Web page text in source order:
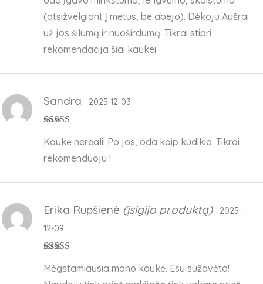
(atsižvelgiant į metus, be abejo). Dėkoju Aušrai
už jos šilumą ir nuoširdumą. Tikrai stipri
rekomendacija šiai kaukei.
iš 5
Sandra 2025-12-03
Kaukė nereali! Po jos, oda kaip kūdikio. Tikrai
rekomenduoju !
iš 5
Erika Rupšienė (įsigijo produktą)
2025-
12-09
Mėgstamiausia mano kaukė. Esu sužavėta!